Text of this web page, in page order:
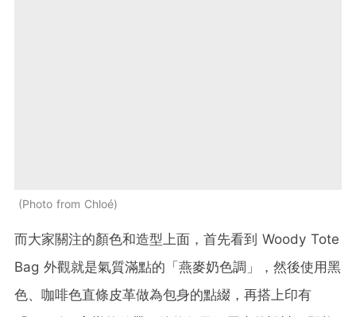
Photo from Chloé
而大家關注的顏色和造型上面，首先看到 Woody Tote
Bag 外觀就是氣質滿點的「燕麥奶色調」，然後使用黑
色、咖啡色直條皮革做為包身的點綴，再搭上印有